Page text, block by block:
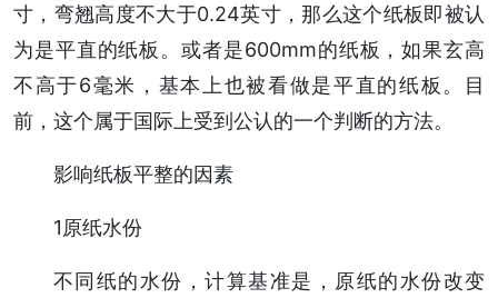
寸，弯翘高度不大于0.24英寸，那么这个纸板即被认
为是平直的纸板。或者是600mm的纸板，如果玄高
不高于6毫米，基本上也被看做是平直的纸板。目
前，这个属于国际上受到公认的一个判断的方法。
影响纸板平整的因素
1原纸水份
不同纸的水份，计算基准是，原纸的水份改变